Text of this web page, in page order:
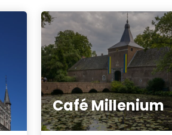
Café Millenium